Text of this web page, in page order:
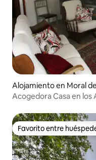
Alojamiento en Moral
Acogedora Casa en los
Favorito entre
Favorito entre